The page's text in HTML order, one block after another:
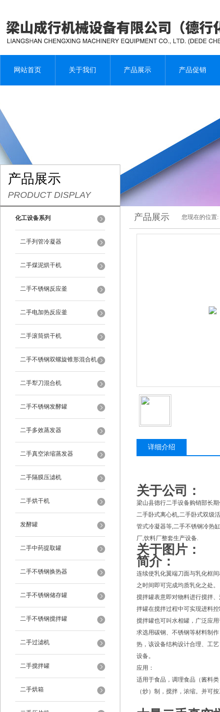
网站首页 关于我们 产品展示 产品促销
产品展示
PRODUCT DISPLAY
化工设备系列
二手列管冷凝器
二手煤泥烘干机
二手不锈钢反应釜
二手电加热反应釜
二手滚筒烘干机
二手不锈钢双螺旋锥形混合机
二手犁刀混合机
二手不锈钢发酵罐
二手多效蒸发器
二手真空浓缩蒸发器
二手隔膜压滤机
二手烘干机
发酵罐
二手中药提取罐
二手不锈钢换热器
二手不锈钢储存罐
二手不锈钢搅拌罐
二手过滤机
二手搅拌罐
二手烘箱
产品展示 您现在的位置:
详细介绍
关于公司：
梁山县德行二手设备购销部长
二手卧式离心机,二手卧式双级
管式冷凝器等,二手不锈钢冷热
厂,饮料厂整套生产设备.
关于图片：
简介：
连续使乳化翼端刀面与乳化框
之时间即可完成均质乳化之处。
搅拌罐表意即对物料进行搅拌
拌罐在搅拌过程中可实现进料
搅拌罐也可叫水相罐，广泛应
求选用碳钢、不锈钢等材料制
热，该设备结构设计合理、工
设备。
应用：
适用于食品，调理食品（酱料
（炒）制，搅拌，浓缩。并可